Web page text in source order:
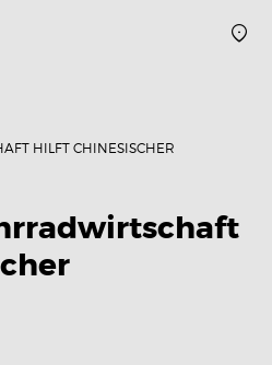
HILFT CHINESISCHER